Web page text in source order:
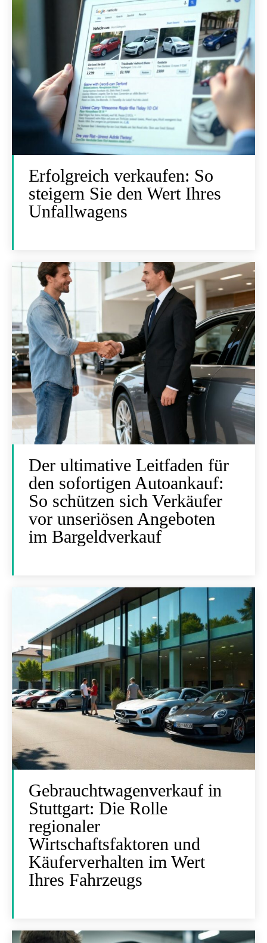
Erfolgreich verkaufen: So
steigern Sie den Wert Ihres
Unfallwagens
Der ultimative Leitfaden für
den sofortigen Autoankauf:
So schützen sich Verkäufer
vor unseriösen Angeboten
im Bargeldverkauf
Gebrauchtwagenverkauf in
Stuttgart: Die Rolle
regionaler
Wirtschaftsfaktoren und
Käuferverhalten im Wert
Ihres Fahrzeugs